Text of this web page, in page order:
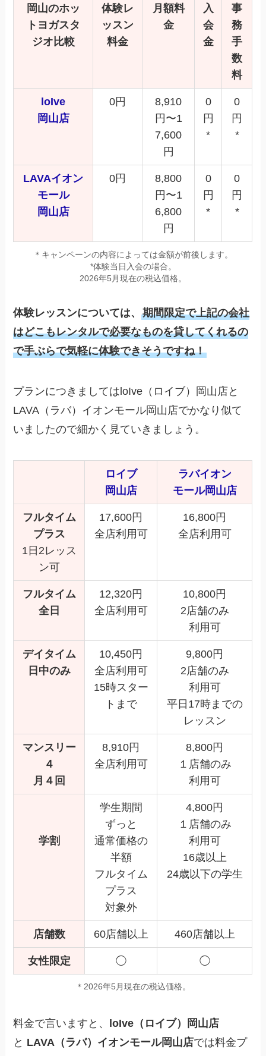
岡山のホッ
トヨガスタ
ジオ比較
体験レ
ッスン
料金
月額料
金
入
会
金
事
務
手
数
料
loIve
岡山店
0円
8,910
円〜1
7,600
円
0
円
*
0
円
*
LAVAイオン
モール
岡山店
0円
8,800
円〜1
6,800
円
0
円
*
0
円
*
＊キャンペーンの内容によっては金額が前後します。
*体験当日入会の場合。
2026年5月現在の税込価格。
体験レッスンについては、期間限定で上記の会社
はどこもレンタルで必要なものを貸してくれるの
で手ぶらで気軽に体験できそうですね！
プランにつきましてはloIve（ロイブ）岡山店と
LAVA（ラバ）イオンモール岡山店でかなり似て
いましたので細かく見ていきましょう。
ロイブ
岡山店
ラバイオン
モール岡山店
フルタイム
プラス
1日2レッス
ン可
17,600円
全店利用可
16,800円
全店利用可
フルタイム
全日
12,320円
全店利用可
10,800円
2店舗のみ
利用可
デイタイム
日中のみ
10,450円
全店利用可
15時スター
トまで
9,800円
2店舗のみ
利用可
平日17時までの
レッスン
マンスリー
４
月４回
8,910円
全店利用可
8,800円
１店舗のみ
利用可
学割
学生期間
ずっと
通常価格の
半額
フルタイム
プラス
対象外
4,800円
１店舗のみ
利用可
16歳以上
24歳以下の学生
店舗数 60店舗以上 460店舗以上
女性限定 ◯ ◯
＊2026年5月現在の税込価格。
料金で言いますと、
loIve（ロイブ）岡山店
と LAVA（ラバ）イオンモール岡山店では料金プ